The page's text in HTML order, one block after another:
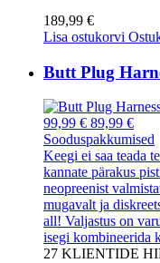
189,99 €
Lisa ostukorvi
Butt Plug
99,99 € 89,99 €
Sooduspakkumised
Keegi ei saa teada
kannate pärakus
neopreenist
mugavalt ja
all! Valjastus on
isegi kombineerida
27 KLIENTIDE